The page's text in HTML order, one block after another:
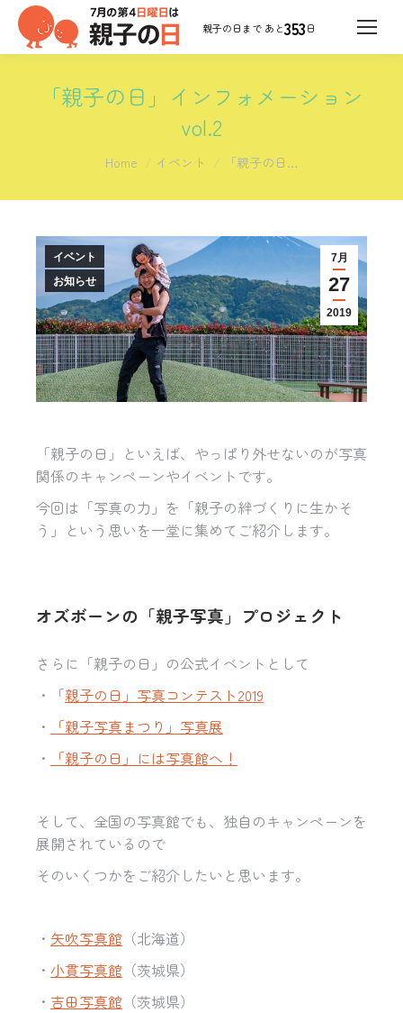
353日
「親子の日」インフォメーション
vol.2
You are here:
Home イベント 「親子の日…
7月
27
2019
イベント
お知らせ
「親子の日」といえば、やっぱり外せないのが写真
関係のキャンペーンやイベントです。
今回は「写真の力」を「親子の絆づくりに生かそ
う」という思いを一堂に集めてご紹介します。
オズボーンの「親子写真」プロジェクト
さらに「親子の日」の公式イベントとして
・「親子の日」写真コンテスト2019
・
「親子写真まつり」写真展
・
「親子の日」には写真館へ！
そして、全国の写真館でも、独自のキャンペーンを
展開されているので
そのいくつかをご紹介したいと思います。
・ 矢吹写真館 （北海道）
・ 小貫写真館 （茨城県）
・ 吉田写真館 （茨城県）